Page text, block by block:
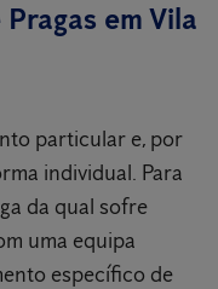
em Vila
particular e, por
individual. Para
da qual sofre
uma equipa
específico de